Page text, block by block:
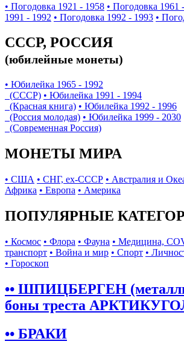
• Погодовка 1921 - 1958 • Погодовка 1961
1991 - 1992 • Погодовка 1992 - 1993 •
СССР, РОССИЯ
(юбилейные монеты)
• Юбилейка 1965 - 1992
(СССР) • Юбилейка 1991 - 1994
(Красная книга) • Юбилейка 1992 - 1996
(Россия молодая) • Юбилейка 1999 - 2030
(Современная Россия)
МОНЕТЫ МИРА
• США • СНГ, ex-СССР • Австралия и
Африка • Европа • Америка
ПОПУЛЯРНЫЕ
• Космос • Флора • Фауна • Медицина,
транспорт • Война и мир • Спорт •
• Гороскоп
•• ШПИЦБЕРГЕН
боны треста
•• БРАКИ